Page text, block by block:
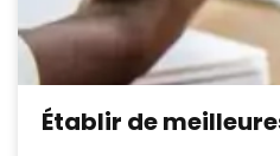
Établir de